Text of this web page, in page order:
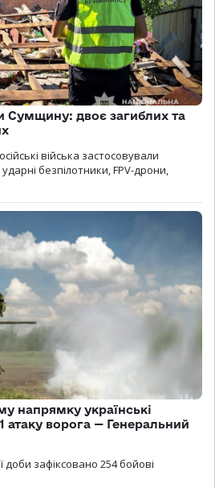
Сумщину: двоє загиблих та
війська застосовували
безпілотники, FPV-дрони,
напрямку українські
атаку ворога — Генеральний
зафіксовано 254 бойові